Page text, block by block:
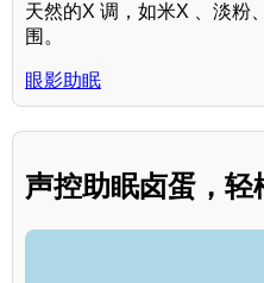
天然的X 调，如米X 、淡粉
围。
眼影助眠
声控助眠卤蛋，